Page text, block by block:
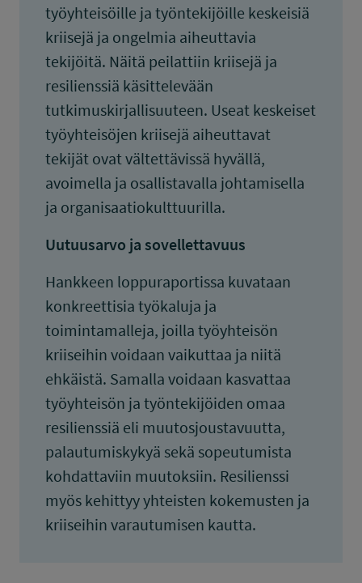
työyhteisöille ja työntekijöille keskeisiä
kriisejä ja ongelmia aiheuttavia
tekijöitä. Näitä peilattiin kriisejä ja
resilienssiä käsittelevään
tutkimuskirjallisuuteen. Useat keskeiset
työyhteisöjen kriisejä aiheuttavat
tekijät ovat vältettävissä hyvällä,
avoimella ja osallistavalla johtamisella
ja organisaatiokulttuurilla.
Uutuusarvo ja sovellettavuus
Hankkeen loppuraportissa kuvataan
konkreettisia työkaluja ja
toimintamalleja, joilla työyhteisön
kriiseihin voidaan vaikuttaa ja niitä
ehkäistä. Samalla voidaan kasvattaa
työyhteisön ja työntekijöiden omaa
resilienssiä eli muutosjoustavuutta,
palautumiskykyä sekä sopeutumista
kohdattaviin muutoksiin. Resilienssi
myös kehittyy yhteisten kokemusten ja
kriiseihin varautumisen kautta.